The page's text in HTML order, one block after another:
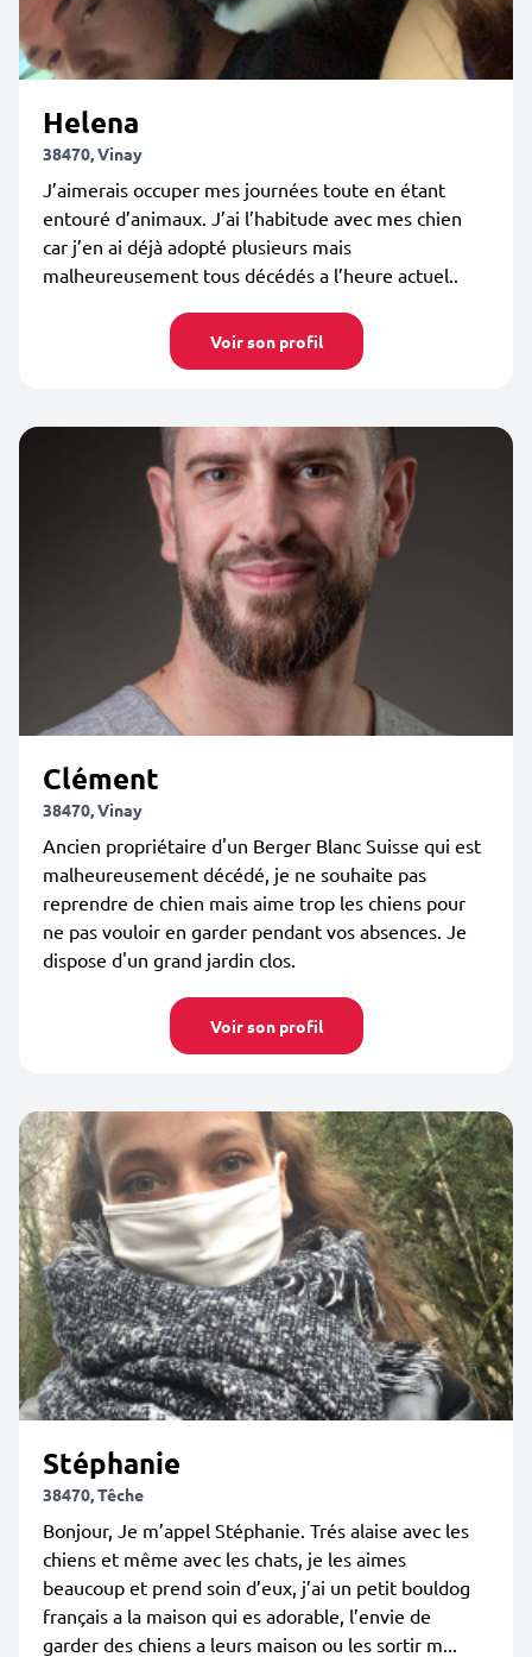
Helena
38470, Vinay
J’aimerais occuper mes journées toute en étant
entouré d’animaux. J’ai l’habitude avec mes chien
car j’en ai déjà adopté plusieurs mais
malheureusement tous décédés a l’heure actuel..
Voir son profil
Clément
38470, Vinay
Ancien propriétaire d'un Berger Blanc Suisse qui est
malheureusement décédé, je ne souhaite pas
reprendre de chien mais aime trop les chiens pour
ne pas vouloir en garder pendant vos absences. Je
dispose d'un grand jardin clos.
Voir son profil
Stéphanie
38470, Têche
Bonjour, Je m’appel Stéphanie. Trés alaise avec les
chiens et même avec les chats, je les aimes
beaucoup et prend soin d’eux, j’ai un petit bouldog
français a la maison qui es adorable, l’envie de
garder des chiens a leurs maison ou les sortir m...